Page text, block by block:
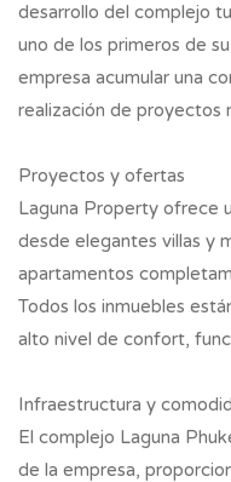
desarrollo del complejo
uno de los primeros de
empresa acumular una
realización de proyectos
Proyectos y ofertas
Laguna Property ofrece
desde elegantes villas y
apartamentos
Todos los inmuebles
alto nivel de confort,
Infraestructura y
El complejo Laguna
de la empresa,